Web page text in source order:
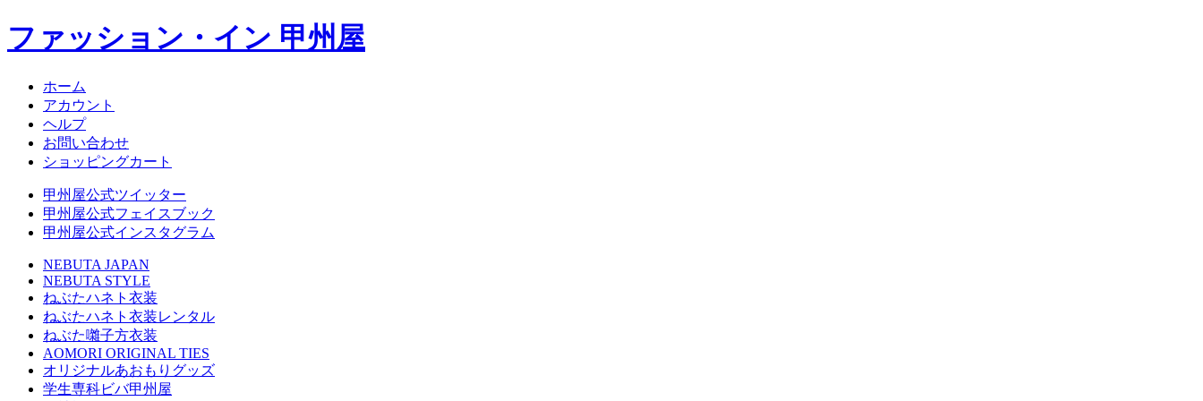
ファッション・イン 甲州屋
ホーム
アカウント
ヘルプ
お問い合わせ
ショッピングカート
甲州屋公式ツイッター
甲州屋公式フェイスブック
甲州屋公式インスタグラム
NEBUTA JAPAN
NEBUTA STYLE
ねぶたハネト衣装
ねぶたハネト衣装レンタル
ねぶた囃子方衣装
AOMORI ORIGINAL TIES
オリジナルあおもりグッズ
学生専科ビバ甲州屋